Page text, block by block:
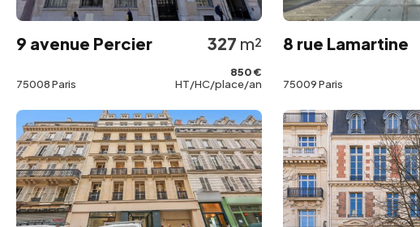
9 avenue Percier
75008 Paris
327 m²
850 €
HT/HC/place/an
8 rue Lamartine
75009 Paris